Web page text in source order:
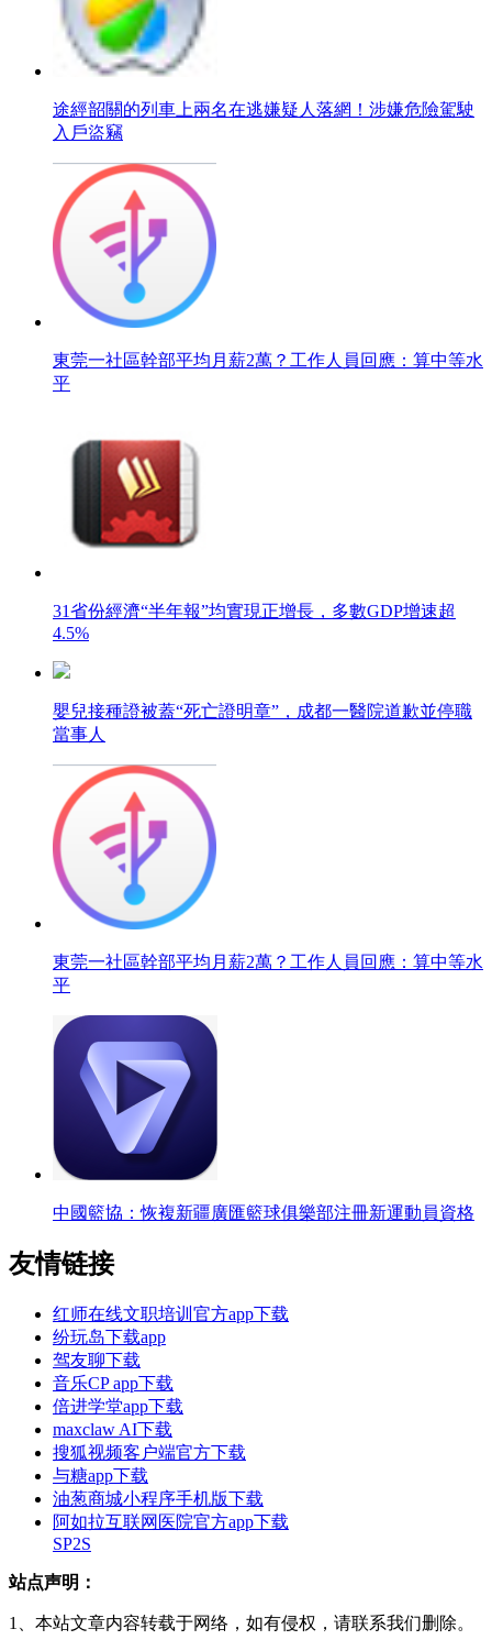
途經韶關的列車上兩名在逃嫌疑人落網！涉嫌危險駕駛
入戶盜竊
東莞一社區幹部平均月薪2萬？工作人員回應：算中等水
平
31省份經濟“半年報”均實現正增長，多數GDP增速超
4.5%
嬰兒接種證被蓋“死亡證明章”，成都一醫院道歉並停職
當事人
東莞一社區幹部平均月薪2萬？工作人員回應：算中等水
平
中國籃協：恢複新疆廣匯籃球俱樂部注冊新運動員資格
友情链接
红师在线文职培训官方app下载
纷玩岛下载app
驾友聊下载
音乐CP app下载
倍进学堂app下载
maxclaw AI下载
搜狐视频客户端官方下载
与糖app下载
油葱商城小程序手机版下载
阿如拉互联网医院官方app下载
SP2S
站点声明：
1、本站文章内容转载于网络，如有侵权，请联系我们删除。